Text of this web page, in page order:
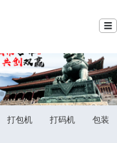
☰
打包机 打码机
包装